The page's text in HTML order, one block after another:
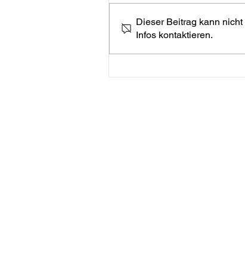
Jugendübung der drei
Dieser Beitrag kann
Infos kontaktieren.